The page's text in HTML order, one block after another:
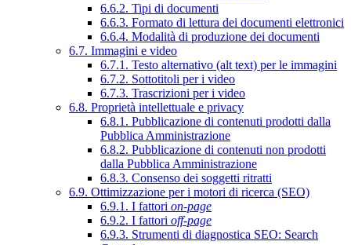
6.6.2. Tipi di documenti
6.6.3. Formato di lettura dei documenti elettronici
6.6.4. Modalità di produzione dei documenti
6.7. Immagini e video
6.7.1. Testo alternativo (alt text) per le immagini
6.7.2. Sottotitoli per i video
6.7.3. Trascrizioni per i video
6.8. Proprietà intellettuale e privacy
6.8.1. Pubblicazione di contenuti prodotti dalla
Pubblica Amministrazione
6.8.2. Pubblicazione di contenuti non prodotti
dalla Pubblica Amministrazione
6.8.3. Consenso dei soggetti ritratti
6.9. Ottimizzazione per i motori di ricerca (SEO)
6.9.1. I fattori on-page
6.9.2. I fattori off-page
6.9.3. Strumenti di diagnostica SEO: Search